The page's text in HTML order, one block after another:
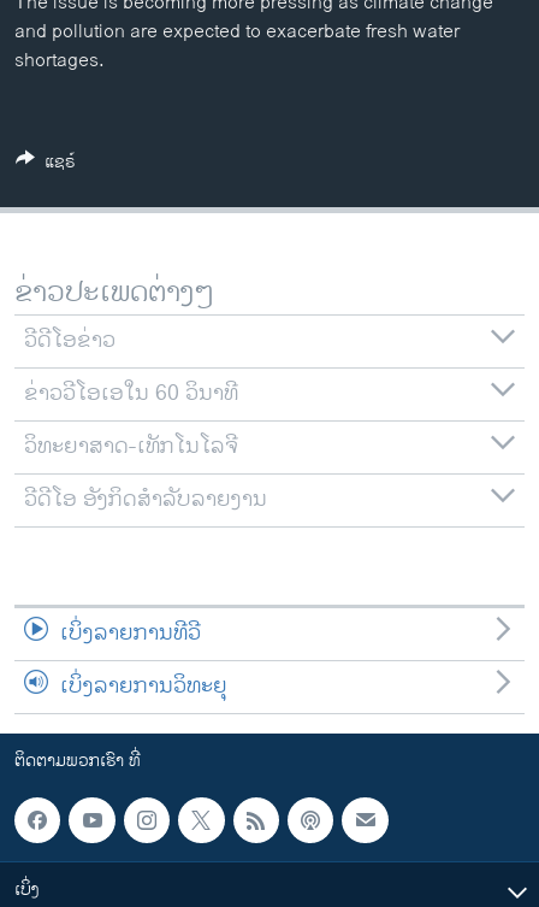
ສຽງ
ລາຍການກະຈາຍສຽງ
ພາສາຕ່າງໆ
and pollution are expected to exacerbate fresh water
shortages.
ແຊຣ໌
ຂ່າວປະເພດຕ່າງໆ
ວີດີໂອຂ່າວ
ຂ່າວວີໂອເອໃນ 60 ວິນາທີ
ວິທະຍາສາດ-ເທັກໂນໂລຈີ
ວີດີໂອ ອັງກິດສຳລັບລາຍງານ
ເບິ່ງລາຍການທີວີ
ເບິ່ງລາຍການວິທະຍຸ
ຕິດຕາມພວກເຮົາ ທີ່
ເບິ່ງ